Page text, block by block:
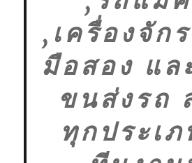
,เครื่องจัก
มือสอง แล
ขนส่งรถ
ทุกประเ